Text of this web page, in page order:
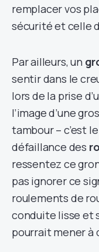
remplacer vos
sécurité et celle
Par ailleurs, un
sentir dans le
lors de la prise
l’image d’une
tambour – c’est
défaillance des
ressentez ce
pas ignorer ce
roulements de
conduite lisse et
pourrait mener à